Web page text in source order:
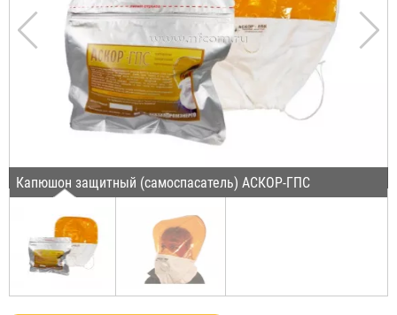
Капюшон защитный (самоспасатель) АСКОР-ГПС